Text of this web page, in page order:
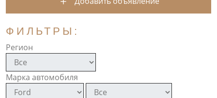
ФИЛЬТРЫ:
Регион
Марка автомобиля